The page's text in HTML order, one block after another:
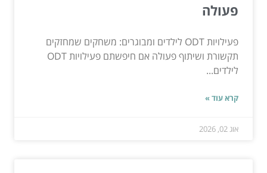
פעולה
פעילויות ODT לילדים ומבוגרים: משחקים שמחזקים
תקשורת ושיתוף פעולה אם חיפשתם פעילויות ODT
לילדים...
קרא עוד »
אוג 02, 2026